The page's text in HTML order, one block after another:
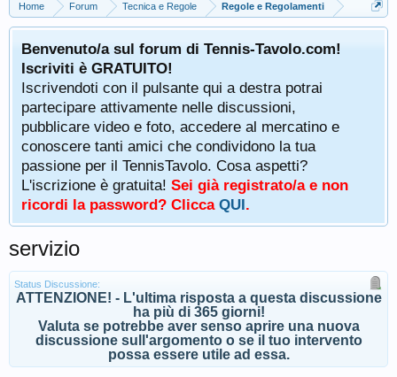
Home Forum Tecnica e Regole Regole e Regolamenti
Benvenuto/a sul forum di Tennis-Tavolo.com!
Iscriviti è GRATUITO!
Iscrivendoti con il pulsante qui a destra potrai
partecipare attivamente nelle discussioni,
pubblicare video e foto, accedere al mercatino e
conoscere tanti amici che condividono la tua
passione per il TennisTavolo. Cosa aspetti?
L'iscrizione è gratuita! Sei già registrato/a e non
ricordi la password? Clicca QUI.
servizio
Status Discussione:
ATTENZIONE! - L'ultima risposta a questa discussione
ha più di 365 giorni!
Valuta se potrebbe aver senso aprire una nuova
discussione sull'argomento o se il tuo intervento
possa essere utile ad essa.